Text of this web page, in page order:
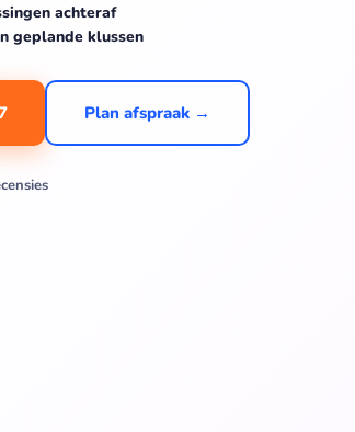
achteraf
geplande klussen
Plan afspraak →